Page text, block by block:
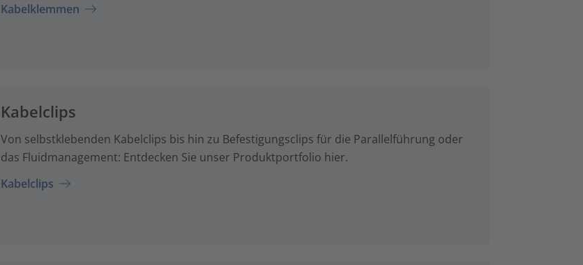
Kabelklemmen
Kabelclips
Von selbstklebenden Kabelclips bis hin zu Befestigungsclips für die Parallelführung oder
das Fluidmanagement: Entdecken Sie unser Produktportfolio hier.
Kabelclips